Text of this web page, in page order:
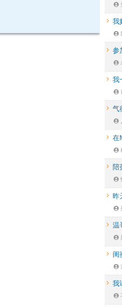
我
参
我
气
在
陪
昨
温
闺
我